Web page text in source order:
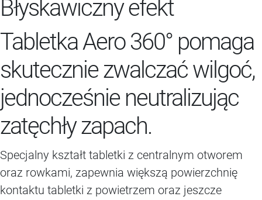
Błyskawiczny efekt
Tabletka Aero 360° pomaga
skutecznie zwalczać wilgoć,
jednocześnie neutralizując
zatęchły zapach.
Specjalny kształt tabletki z centralnym otworem
oraz rowkami, zapewnia większą powierzchnię
kontaktu tabletki z powietrzem oraz jeszcze